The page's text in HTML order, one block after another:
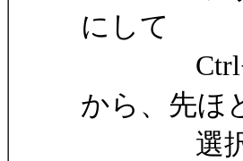
にして
から、先ほ
選択し